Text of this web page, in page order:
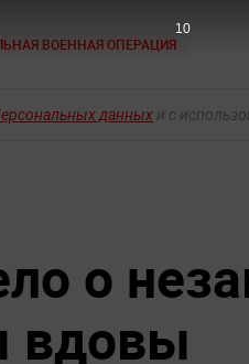
ВОЕННАЯ ОПЕРАЦИЯ
данных и с
о
вдовы
9